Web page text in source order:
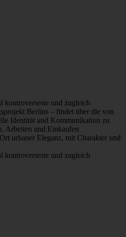
und zugleich
Berlins – findet über die von
Identität und Kommunikation zu
Arbeiten und Einkaufen
urbaner Eleganz, mit Charakter und
und zugleich